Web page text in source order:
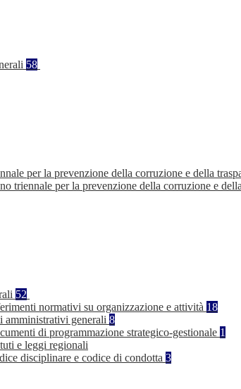
58
per la prevenzione della corruzione e della
triennale per la prevenzione della corruzione e
52
normativi su organizzazione e attività 18
amministrativi generali 8
di programmazione strategico-gestionale 1
e leggi regionali
disciplinare e codice di condotta 3